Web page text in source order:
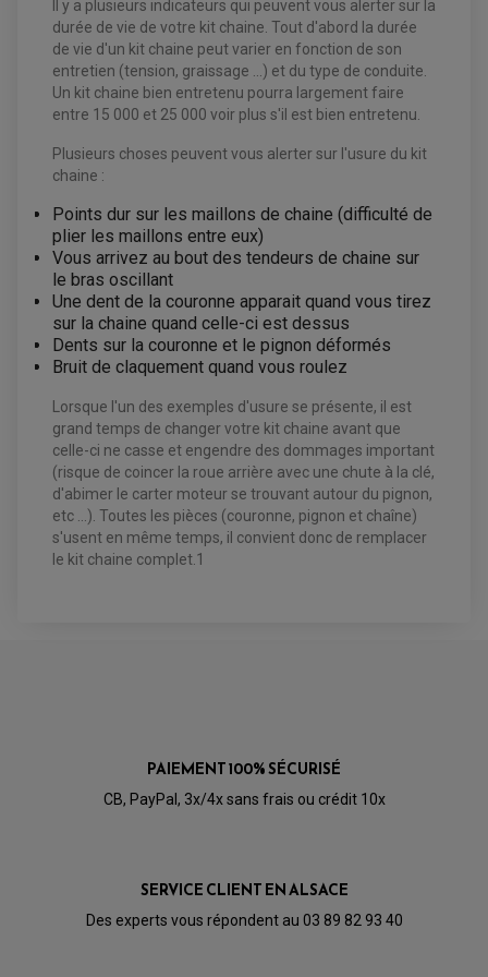
FREINAGE
ACCESSOIRE + VISSERIE FREINAGE
DISQUE DE FREIN
PLAQUETTE DE FREIN
KIT DURITE DE FREIN
KIT RÉPARATION ÉTRIER DE FREIN
KIT RÉPARATION MAÎTRE CYLINDRE
MAÎTRE CYLINDRE
HUILE ET PRODUIT D'ENTRETIEN
HUILE MOTEUR
PRODUIT D'ENTRETIEN
REPOSE PIED TYPE ORIGINE
SÉLECTEUR DE VITESSE
PRODUIT ENTRETIEN
FILTRE A AIR
FILTRE A HUILE
BOUGIE SCOOTER
PRODUIT D'ENTRETIEN
FILTRE A AIR K&N
PIÈCE MOTEUR
GALET DE VARIATEUR
COURROIE
CHARGEUR DE BATTERIE QUAD / SSV
COMPTEUR QUAD / SSV
CONTACTEUR A CLÉ QUAD
DÉMARREUR
ECLAIRAGE LED / HALOGÈNE
STATOR ET REDRESSEUR / REGULATEUR
EQUIPEMENT FREINAGE QUAD / SSV
KIT DURITE DE FREIN QUAD
KIT REPARATION MAÎTRE CYLINDRE QUAD / SSV
PLAQUETTES DE FREIN QUAD / SSV
HUILE ET PRODUIT D'ENTRETIEN QUAD
HUILE POUR QUAD
PRODUIT D'ENTRETIEN QUAD
CHAÎNE A NEIGE QUAD-SSV
CHAÎNES A NEIGE
CHAMBRE A AIR QUAD ET SSV
CLOUS / CRAMPON VISSABLE
ÉLARGISSEURES DE VOIES QUAD
JANTES QUAD ET SSV
PNEUMATIQUE
MOUSSE
CHAMBRE À AIR
EQUIPEMENT FREINAGE MOTO CROSS ET
ENDURO
ACCESSOIRES FREINAGE
DISQUE DE FREIN AVANT
DISQUE DE FREIN ARRIÈRE
KIT RÉPARATION PÉDALE DE FREIN
KIT RÉPARATION MAÎTRE CYLINDRE
KIT RÉPARATION ÉTRIER DE FREIN
ROULEMENT MOTO CROSS ET ENDURO
ROULEMENT DE ROUE AVANT
ROULEMENT DE ROUE ARRIÈRE
ROULEMENT D'AMORTISSEUR
ROULEMENT BIELLETTES
ROULEMENT COLONNE DE DIRECTION
Il y a plusieurs indicateurs qui peuvent vous alerter sur la
durée de vie de votre kit chaine. Tout d'abord la durée
de vie d'un kit chaine peut varier en fonction de son
entretien (tension, graissage ...) et du type de conduite.
Un kit chaine bien entretenu pourra largement faire
entre 15 000 et 25 000 voir plus s'il est bien entretenu.
Plusieurs choses peuvent vous alerter sur l'usure du kit
chaine :
Points dur sur les maillons de chaine (difficulté de
plier les maillons entre eux)
Vous arrivez au bout des tendeurs de chaine sur
le bras oscillant
Une dent de la couronne apparait quand vous tirez
sur la chaine quand celle-ci est dessus
Dents sur la couronne et le pignon déformés
Bruit de claquement quand vous roulez
Lorsque l'un des exemples d'usure se présente, il est
grand temps de changer votre kit chaine avant que
celle-ci ne casse et engendre des dommages important
(risque de coincer la roue arrière avec une chute à la clé,
d'abimer le carter moteur se trouvant autour du pignon,
etc ...). Toutes les pièces (couronne, pignon et chaîne)
s'usent en même temps, il convient donc de remplacer
le kit chaine complet.1
PAIEMENT 100% SÉCURISÉ
CB, PayPal, 3x/4x sans frais ou crédit 10x
SERVICE CLIENT EN ALSACE
Des experts vous répondent au 03 89 82 93 40